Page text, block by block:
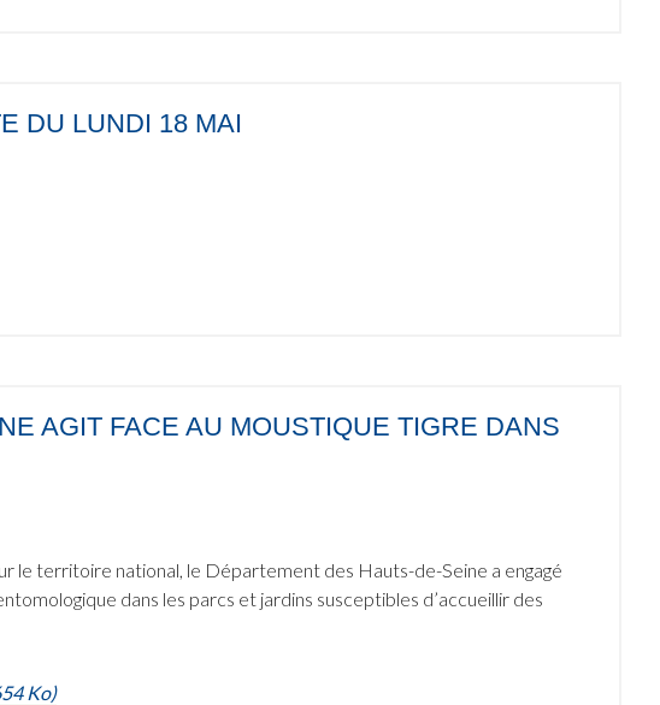
DU LUNDI 18 MAI
AGIT FACE AU MOUSTIQUE TIGRE DANS
le territoire national, le Département des Hauts-de-Seine a engagé
dans les parcs et jardins susceptibles d’accueillir des
Ko)